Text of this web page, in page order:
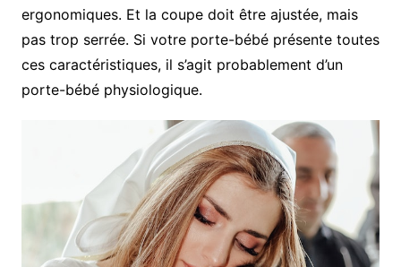
ergonomiques. Et la coupe doit être ajustée, mais
pas trop serrée. Si votre porte-bébé présente toutes
ces caractéristiques, il s’agit probablement d’un
porte-bébé physiologique.